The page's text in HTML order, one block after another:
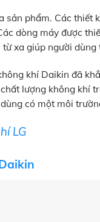
phẩm. Các
dòng máy được
xa giúp người
khí Daikin đã
lượng không khí
có một môi
LG